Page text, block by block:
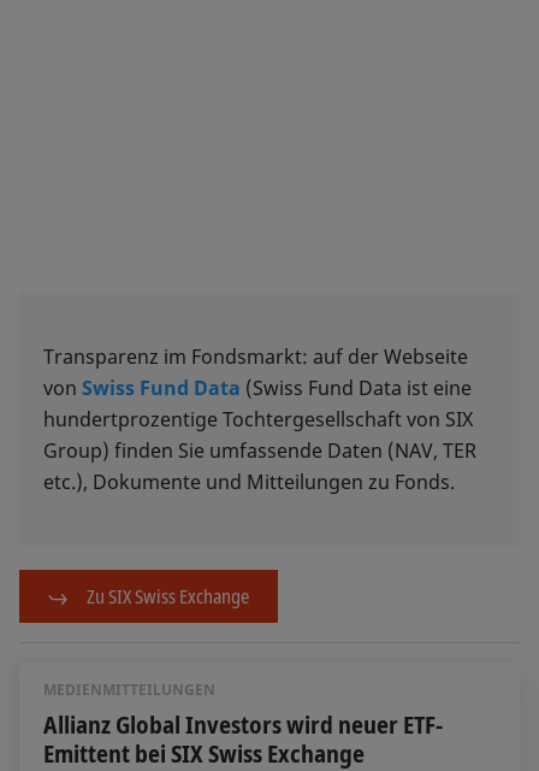
Transparenz im Fondsmarkt: auf der Webseite
von Swiss Fund Data (Swiss Fund Data ist eine
hundertprozentige Tochtergesellschaft von SIX
Group) finden Sie umfassende Daten (NAV, TER
etc.), Dokumente und Mitteilungen zu Fonds.
Zu SIX Swiss Exchange
MEDIENMITTEILUNGEN
Allianz Global Investors wird neuer ETF-
Emittent bei SIX Swiss Exchange